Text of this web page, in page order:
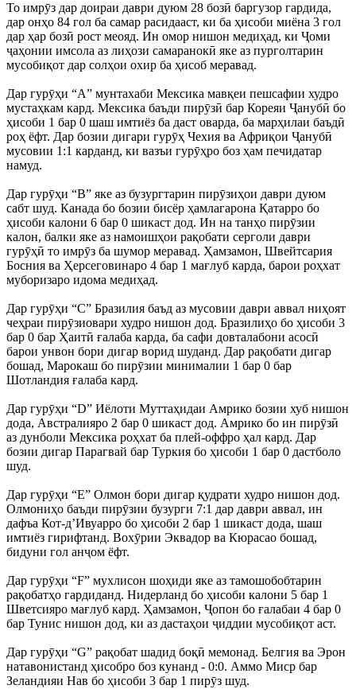
То имрӯз дар доираи даври дуюм 28 бозӣ баргузор гардида,
дар онҳо 84 гол ба самар расидааст, ки ба ҳисоби миёна 3 гол
дар ҳар бозӣ рост меояд. Ин омор нишон медиҳад, ки Ҷоми
ҷаҳонии имсола аз лиҳози самаранокӣ яке аз пурголтарин
мусобиқот дар солҳои охир ба ҳисоб меравад.
Дар гурӯҳи “А” мунтахаби Мексика мавқеи пешсафии худро
мустаҳкам кард. Мексика баъди пирӯзӣ бар Кореяи Ҷанубӣ бо
ҳисоби 1 бар 0 шаш имтиёз ба даст оварда, ба марҳилаи баъдӣ
роҳ ёфт. Дар бозии дигари гурӯҳ Чехия ва Африқои Ҷанубӣ
мусовии 1:1 карданд, ки вазъи гурӯҳро боз ҳам печидатар
намуд.
Дар гурӯҳи “В” яке аз бузургтарин пирӯзиҳои даври дуюм
сабт шуд. Канада бо бозии бисёр ҳамлагарона Қатарро бо
ҳисоби калони 6 бар 0 шикаст дод. Ин на танҳо пирӯзии
калон, балки яке аз намоишҳои рақобати серголи даври
гурӯҳӣ то имрӯз ба шумор меравад. Ҳамзамон, Швейтсария
Босния ва Ҳерсеговинаро 4 бар 1 мағлуб карда, барои роҳхат
муборизаро идома медиҳад.
Дар гурӯҳи “С” Бразилия баъд аз мусовии даври аввал ниҳоят
чеҳраи пирӯзиовари худро нишон дод. Бразилиҳо бо ҳисоби 3
бар 0 бар Ҳаитӣ ғалаба карда, ба сафи довталабони асосӣ
барои унвон бори дигар ворид шуданд. Дар рақобати дигар
бошад, Марокаш бо пирӯзии минималии 1 бар 0 бар
Шотландия ғалаба кард.
Дар гурӯҳи “D” Иёлоти Муттаҳидаи Амрико бозии хуб нишон
дода, Австралияро 2 бар 0 шикаст дод. Амрико бо ин пирӯзӣ
аз дунболи Мексика роҳхат ба плей-оффро ҳал кард. Дар
бозии дигар Парагвай бар Туркия бо ҳисоби 1 бар 0 дастболо
шуд.
Дар гурӯҳи “Е” Олмон бори дигар қудрати худро нишон дод.
Олмониҳо баъди пирӯзии бузурги 7:1 дар даври аввал, ин
дафъа Кот-д’Ивуарро бо ҳисоби 2 бар 1 шикаст дода, шаш
имтиёз гирифтанд. Вохӯрии Эквадор ва Кюрасао бошад,
бидуни гол анҷом ёфт.
Дар гурӯҳи “F” мухлисон шоҳиди яке аз тамошобобтарин
рақобатҳо гардиданд. Нидерланд бо ҳисоби калони 5 бар 1
Шветсияро мағлуб кард. Ҳамзамон, Ҷопон бо ғалабаи 4 бар 0
бар Тунис нишон дод, ки аз дастаҳои ҷиддии мусобиқот аст.
Дар гурӯҳи “G” рақобат шадид боқӣ мемонад. Белгия ва Эрон
натавонистанд ҳисобро боз кунанд - 0:0. Аммо Миср бар
Зеландияи Нав бо ҳисоби 3 бар 1 пирӯз шуд.